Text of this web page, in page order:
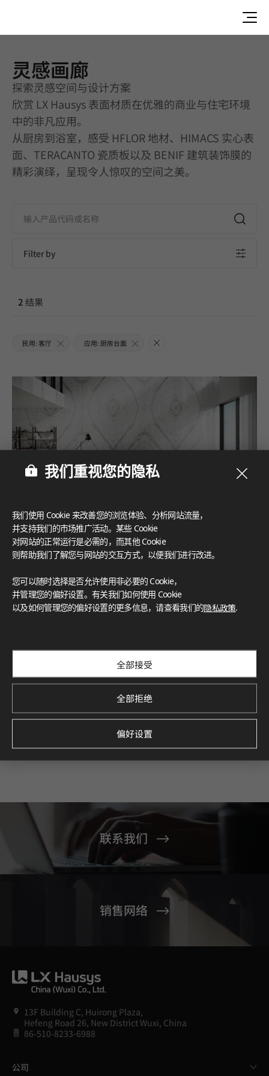
灵感画廊 | Countertop | Application
灵感画廊
探索灵感空间与设计方案
欣赏 LX Hausys 表面材质在优雅的商业与住宅环境
中的非凡应用。
从厨房到浴室，感受 HFLOR 地材、HIMACS 实心表
面、TERACANTO 瓷质板以及 BENIF 建筑装饰膜的
精彩演绎，呈现令人惊叹的空间之美。
Filter by
2结果
民用: 客厅 应用: 厨房台面
#厨房台面 #家具 #墙面
联系我们
销售网络
我们重视您的隐私
我们使用 Cookie 来改善您的浏览体验、分析网站流量，
并支持我们的市场推广活动。某些 Cookie
对网站的正常运行是必需的，而其他 Cookie
则帮助我们了解您与网站的交互方式，以便我们进行改进。
您可以随时选择是否允许使用非必要的 Cookie，
并管理您的偏好设置。有关我们如何使用 Cookie
以及如何管理您的偏好设置的更多信息，请查看我们的隐私政策.
全部接受
全部拒绝
偏好设置
13F Building C, Huirong Plaza,
Hefeng Road 26, New District Wuxi, China
86-510-8233-6988
公司